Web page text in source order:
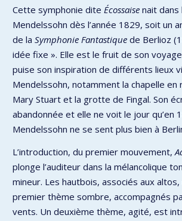
Cette symphonie dite Écossaise nait dans
Mendelssohn dès l’année 1829, soit un
de la Symphonie Fantastique de Berlioz
idée fixe ». Elle est le fruit de son
puise son inspiration de différents lieux
Mendelssohn, notamment la chapelle en
Mary Stuart et la grotte de Fingal. Son
abandonnée et elle ne voit le jour qu’en
Mendelssohn ne se sent plus bien à
L’introduction, du premier mouvement,
plonge l’auditeur dans la mélancolique
mineur. Les hautbois, associés aux
premier thème sombre, accompagnés
vents. Un deuxième thème, agité, est